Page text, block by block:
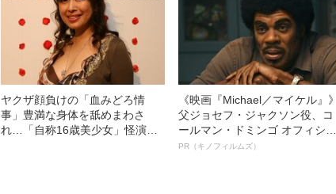
ヤクザ顔負けの「血みどろ情
事」豊満な身体を舐めまわさ
れ…「自称16歳美少女」怪演
《映画『Michael／マイケル』》
父ジョセフ・ジャクソン役、コ
ールマン・ドミンゴ オフィシャ
ルインタビュー“観客を魅了した
PR（キノフィルムズ）